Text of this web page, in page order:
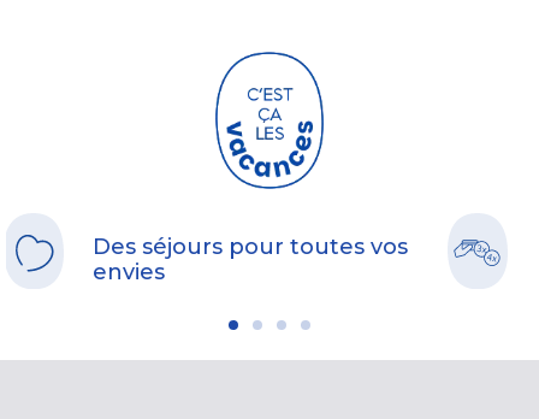
Des séjours pour toutes vos
envies